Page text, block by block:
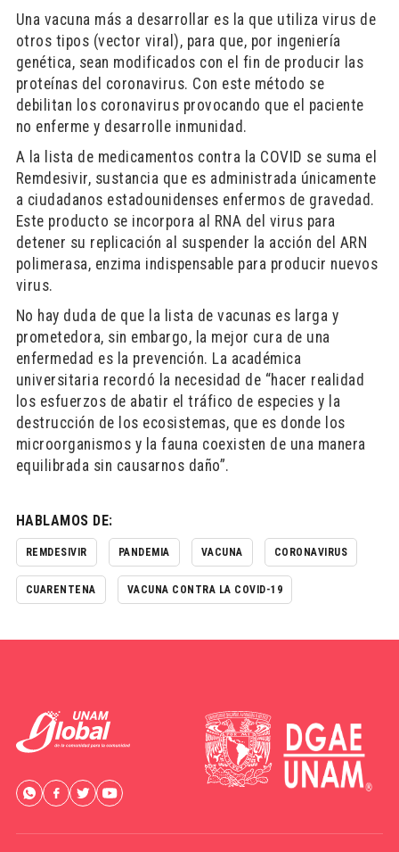
Una vacuna más a desarrollar es la que utiliza virus de
otros tipos (vector viral), para que, por ingeniería
genética, sean modificados con el fin de producir las
proteínas del coronavirus. Con este método se
debilitan los coronavirus provocando que el paciente
no enferme y desarrolle inmunidad.
A la lista de medicamentos contra la COVID se suma el
Remdesivir, sustancia que es administrada únicamente
a ciudadanos estadounidenses enfermos de gravedad.
Este producto se incorpora al RNA del virus para
detener su replicación al suspender la acción del ARN
polimerasa, enzima indispensable para producir nuevos
virus.
No hay duda de que la lista de vacunas es larga y
prometedora, sin embargo, la mejor cura de una
enfermedad es la prevención. La académica
universitaria recordó la necesidad de “hacer realidad
los esfuerzos de abatir el tráfico de especies y la
destrucción de los ecosistemas, que es donde los
microorganismos y la fauna coexisten de una manera
equilibrada sin causarnos daño”.
HABLAMOS DE:
REMDESIVIR PANDEMIA VACUNA CORONAVIRUS
CUARENTENA VACUNA CONTRA LA COVID-19